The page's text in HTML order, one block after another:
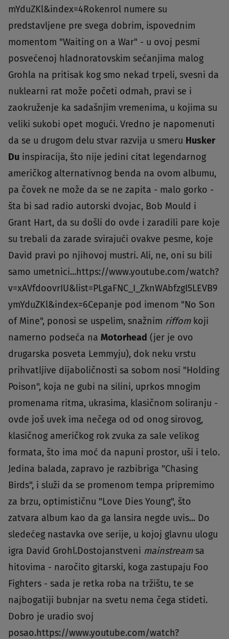
mYduZKl&index=4Rokenrol numere su
predstavljene pre svega dobrim, ispovednim
momentom "Waiting on a War" - u ovoj pesmi
posvećenoj hladnoratovskim sećanjima malog
Grohla na pritisak kog smo nekad trpeli, svesni da
nuklearni rat može početi odmah, pravi se i
zaokruženje ka sadašnjim vremenima, u kojima su
veliki sukobi opet mogući. Vredno je napomenuti
da se u drugom delu stvar razvija u smeru Husker
Du inspiracija, što nije jedini citat legendarnog
američkog alternativnog benda na ovom albumu,
pa čovek ne može da se ne zapita - malo gorko -
šta bi sad radio autorski dvojac, Bob Mould i
Grant Hart, da su došli do ovde i zaradili pare koje
su trebali da zarade svirajući ovakve pesme, koje
David pravi po njihovoj mustri. Ali, ne, oni su bili
samo umetnici...https://www.youtube.com/watch?
v=xAVfdoovrIU&list=PLgaFNC_I_ZknWAbfzgI5LEVB9
ymYduZKl&index=6Cepanje pod imenom "No Son
of Mine", ponosi se uspelim, snažnim riffomkoji
namerno podseća na Motorhead (jer je ovo
drugarska posveta Lemmyju), dok neku vrstu
prihvatljive dijaboličnosti sa sobom nosi "Holding
Poison", koja ne gubi na silini, uprkos mnogim
promenama ritma, ukrasima, klasičnom soliranju -
ovde još uvek ima nečega od od onog sirovog,
klasičnog američkog rok zvuka za sale velikog
formata, što ima moć da napuni prostor, uši i telo.
Jedina balada, zapravo je razbibriga "Chasing
Birds", i služi da se promenom tempa pripremimo
za brzu, optimističnu "Love Dies Young", što
zatvara album kao da ga lansira negde uvis... Do
sledećeg nastavka ove serije, u kojoj glavnu ulogu
igra David Grohl.Dostojanstveni mainstreamsa
hitovima - naročito gitarski, koga zastupaju Foo
Fighters - sada je retka roba na tržištu, te se
najbogatiji bubnjar na svetu nema čega stideti.
Dobro je uradio svoj
posao.https://www.youtube.com/watch?